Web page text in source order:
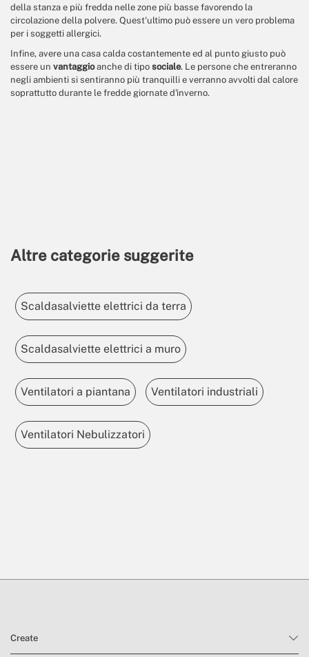
della stanza e più fredda nelle zone più basse favorendo la
circolazione della polvere. Quest'ultimo può essere un vero problema
per i soggetti allergici.
Infine, avere una casa calda costantemente ed al punto giusto può
essere un vantaggioanche di tipo sociale. Le persone che entreranno
negli ambienti si sentiranno più tranquilli e verranno avvolti dal calore
soprattutto durante le fredde giornate d'inverno.
Altre categorie suggerite
Scaldasalviette elettrici da terra
Scaldasalviette elettrici a muro
Ventilatori a piantana Ventilatori industriali
Ventilatori Nebulizzatori
Create